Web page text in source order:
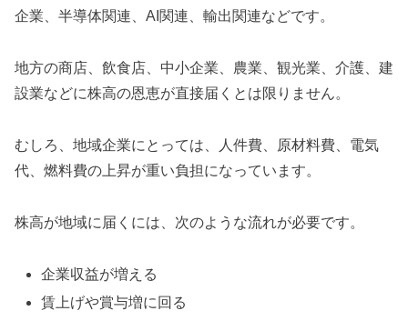
企業、半導体関連、AI関連、輸出関連などです。
地方の商店、飲食店、中小企業、農業、観光業、介護、建
設業などに株高の恩恵が直接届くとは限りません。
むしろ、地域企業にとっては、人件費、原材料費、電気
代、燃料費の上昇が重い負担になっています。
株高が地域に届くには、次のような流れが必要です。
企業収益が増える
賃上げや賞与増に回る